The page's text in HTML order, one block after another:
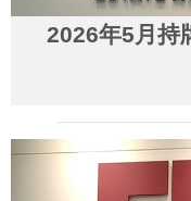
2026年5月持